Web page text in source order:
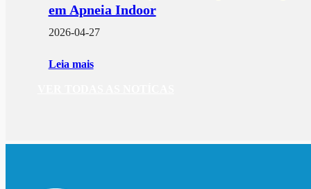
em Apneia Indoor
2026-04-27
Leia mais